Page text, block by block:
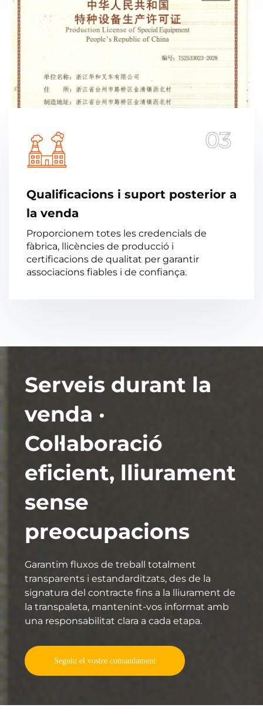
03
Qualificacions i suport posterior a
la venda
Proporcionem totes les credencials de
fàbrica, llicències de producció i
certificacions de qualitat per garantir
associacions fiables i de confiança.
Serveis durant la
venda ·
Col·laboració
eficient, lliurament
sense
preocupacions
Garantim fluxos de treball totalment
transparents i estandarditzats, des de la
signatura del contracte fins a la lliurament de
la transpaleta, mantenint-vos informat amb
una responsabilitat clara a cada etapa.
Seguiu el vostre comandament